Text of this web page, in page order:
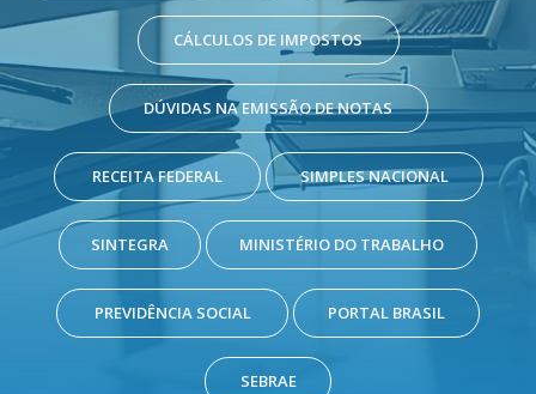
CÁLCULOS DE IMPOSTOS
DÚVIDAS NA EMISSÃO DE NOTAS
RECEITA FEDERAL SIMPLES NACIONAL
SINTEGRA MINISTÉRIO DO TRABALHO
PREVIDÊNCIA SOCIAL PORTAL BRASIL
SEBRAE